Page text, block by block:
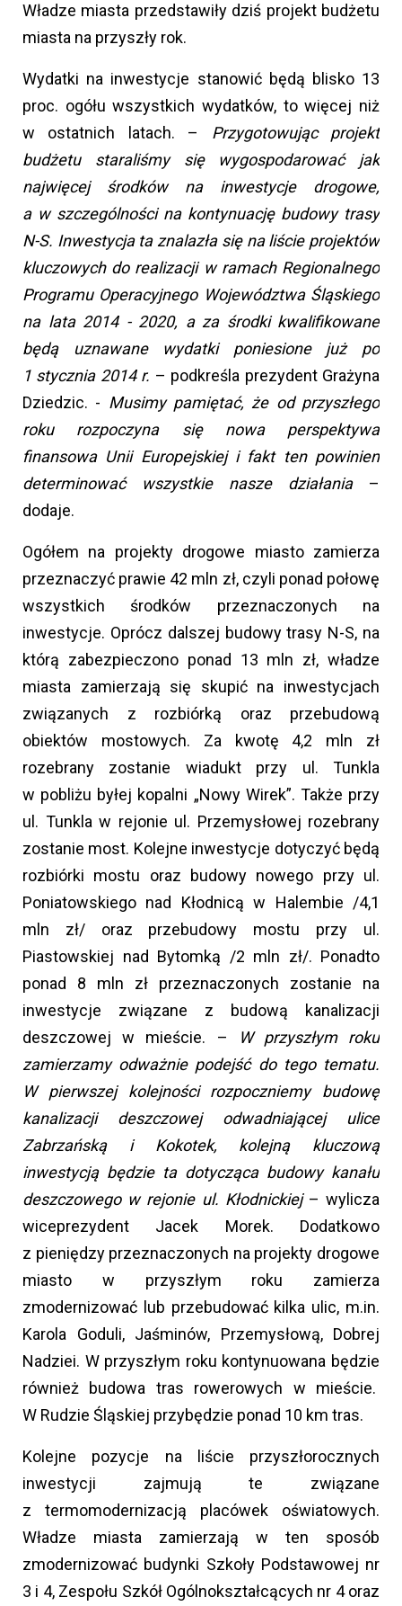
Władze miasta przedstawiły dziś projekt budżetu
miasta na przyszły rok.
Wydatki na inwestycje stanowić będą blisko 13
proc. ogółu wszystkich wydatków, to więcej niż
w ostatnich latach. – Przygotowując projekt
budżetu staraliśmy się wygospodarować jak
najwięcej środków na inwestycje drogowe,
a w szczególności na kontynuację budowy trasy
N-S. Inwestycja ta znalazła się na liście projektów
kluczowych do realizacji w ramach Regionalnego
Programu Operacyjnego Województwa Śląskiego
na lata 2014 - 2020, a za środki kwalifikowane
będą uznawane wydatki poniesione już po
1 stycznia 2014 r. – podkreśla prezydent Grażyna
Dziedzic. - Musimy pamiętać, że od przyszłego
roku rozpoczyna się nowa perspektywa
finansowa Unii Europejskiej i fakt ten powinien
determinować wszystkie nasze działania–
dodaje.
Ogółem na projekty drogowe miasto zamierza
przeznaczyć prawie 42 mln zł, czyli ponad połowę
wszystkich środków przeznaczonych na
inwestycje. Oprócz dalszej budowy trasy N-S, na
którą zabezpieczono ponad 13 mln zł, władze
miasta zamierzają się skupić na inwestycjach
związanych z rozbiórką oraz przebudową
obiektów mostowych. Za kwotę 4,2 mln zł
rozebrany zostanie wiadukt przy ul. Tunkla
w pobliżu byłej kopalni „Nowy Wirek”. Także przy
ul. Tunkla w rejonie ul. Przemysłowej rozebrany
zostanie most. Kolejne inwestycje dotyczyć będą
rozbiórki mostu oraz budowy nowego przy ul.
Poniatowskiego nad Kłodnicą w Halembie /4,1
mln zł/ oraz przebudowy mostu przy ul.
Piastowskiej nad Bytomką /2 mln zł/. Ponadto
ponad 8 mln zł przeznaczonych zostanie na
inwestycje związane z budową kanalizacji
deszczowej w mieście. – W przyszłym roku
zamierzamy odważnie podejść do tego tematu.
W pierwszej kolejności rozpoczniemy budowę
kanalizacji deszczowej odwadniającej ulice
Zabrzańską i Kokotek, kolejną kluczową
inwestycją będzie ta dotycząca budowy kanału
deszczowego w rejonie ul. Kłodnickiej – wylicza
wiceprezydent Jacek Morek. Dodatkowo
z pieniędzy przeznaczonych na projekty drogowe
miasto w przyszłym roku zamierza
zmodernizować lub przebudować kilka ulic, m.in.
Karola Goduli, Jaśminów, Przemysłową, Dobrej
Nadziei. W przyszłym roku kontynuowana będzie
również budowa tras rowerowych w mieście.
W Rudzie Śląskiej przybędzie ponad 10 km tras.
Kolejne pozycje na liście przyszłorocznych
inwestycji zajmują te związane
z termomodernizacją placówek oświatowych.
Władze miasta zamierzają w ten sposób
zmodernizować budynki Szkoły Podstawowej nr
3 i 4, Zespołu Szkół Ogólnokształcących nr 4 oraz